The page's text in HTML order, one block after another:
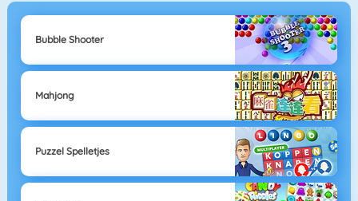
Bubble Shooter
Mahjong
Puzzel Spelletjes